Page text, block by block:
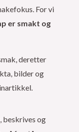
For vi
er smakt og
deretter
bilder og
beskrives og